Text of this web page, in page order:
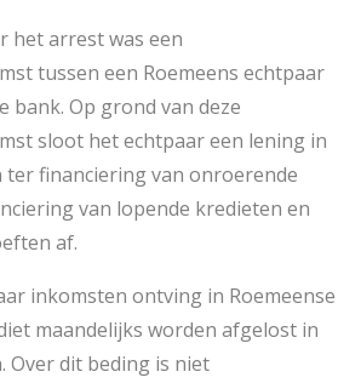
het arrest was een
tussen een Roemeens echtpaar
bank. Op grond van deze
sloot het echtpaar een lening in
financiering van onroerende
van lopende kredieten en
af.
inkomsten ontving in Roemeense
maandelijks worden afgelost in
Over dit beding is niet